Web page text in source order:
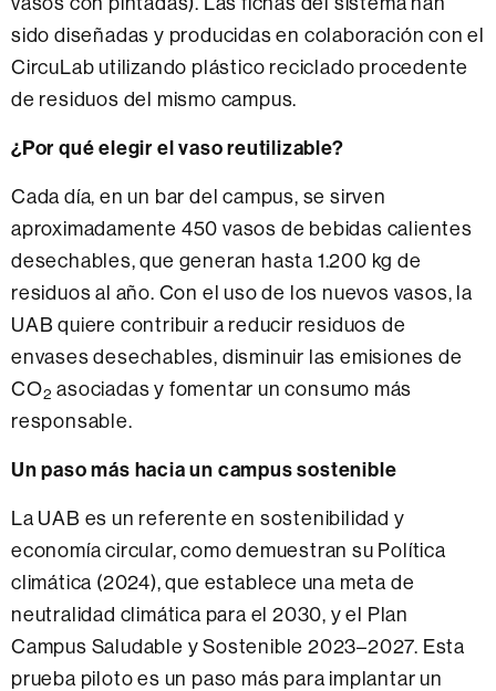
sido diseñadas y producidas en colaboración con el
CircuLab utilizando plástico reciclado procedente
de residuos del mismo campus.
¿Por qué elegir el vaso reutilizable?
Cada día, en un bar del campus, se sirven
aproximadamente 450 vasos de bebidas calientes
desechables, que generan hasta 1.200 kg de
residuos al año. Con el uso de los nuevos vasos, la
UAB quiere contribuir a reducir residuos de
envases desechables, disminuir las emisiones de
CO2 asociadas y fomentar un consumo más
responsable.
Un paso más hacia un campus sostenible
La UAB es un referente en sostenibilidad y
economía circular, como demuestran su Política
climática (2024), que establece una meta de
neutralidad climática para el 2030, y el Plan
Campus Saludable y Sostenible 2023–2027. Esta
prueba piloto es un paso más para implantar un